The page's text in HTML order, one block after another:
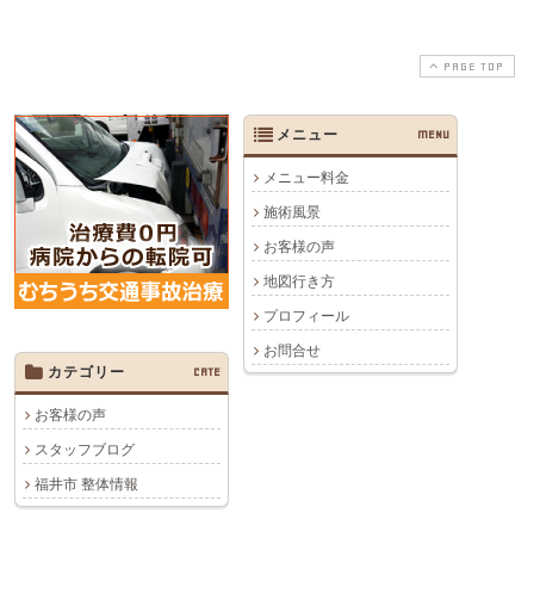
PAGE TOP
メニュー MENU
メニュー料金
施術風景
お客様の声
地図行き方
プロフィール
お問合せ
カテゴリー
CATE
お客様の声
スタッフブログ
福井市 整体情報